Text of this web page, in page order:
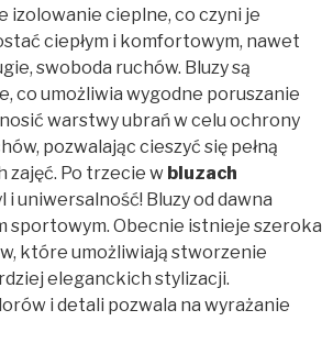
izolowanie cieplne, co czyni je
ciepłym i komfortowym, nawet
swoboda ruchów. Bluzy są
co umożliwia wygodne poruszanie
warstwy ubrań w celu ochrony
pozwalając cieszyć się pełną
zajęć. Po trzecie w bluzach
i uniwersalność! Bluzy od dawna
sportowym. Obecnie istnieje szeroka
które umożliwiają stworzenie
eleganckich stylizacji.
i detali pozwala na wyrażanie